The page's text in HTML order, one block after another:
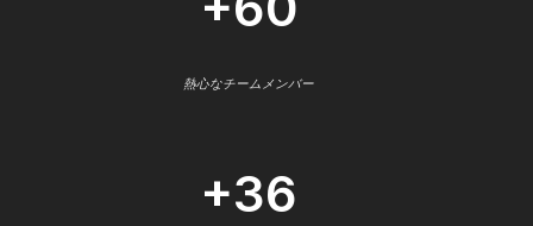
熱心なチームメンバー
+36